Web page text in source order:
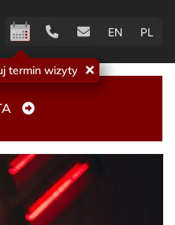
termin wizyty
EN PL